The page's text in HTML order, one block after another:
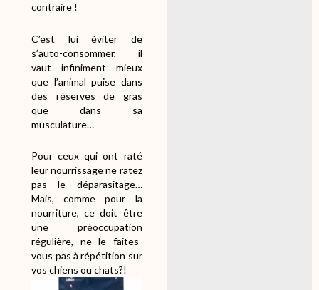
contraire !
C’est lui éviter de
s’auto-consommer, il
vaut infiniment mieux
que l’animal puise dans
des réserves de gras
que dans sa
musculature…
Pour ceux qui ont raté
leur nourrissage ne ratez
pas le déparasitage…
Mais, comme pour la
nourriture, ce doit être
une préoccupation
régulière, ne le faites-
vous pas à répétition sur
vos chiens ou chats?!